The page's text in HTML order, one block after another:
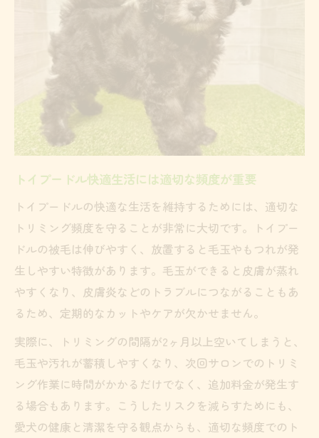
トイプードルの毛玉予防はお手入れ頻度が
トイプードルの毛玉対策に最適なお手入れ
毛玉リスクを減らすトイプードルの頻度管
理法
トイプードルのお手入れ頻度で毛玉トラブ
ル回避
トイプードルの理想的なトリミング間隔とは
トイプードルに適したトリミング間隔の選
び方
理想的なトイプードルのトリミングサイク
トイプードルのトリミング間隔調整のポイ
ント
トイプードルの健康に最適なトリミング間
隔
トイプードル快適生活には適切な頻度が重要
トイプードルの快適な生活を維持するためには、適切な
トリミング頻度を守ることが非常に大切です。トイプー
ドルの被毛は伸びやすく、放置すると毛玉やもつれが発
生しやすい特徴があります。毛玉ができると皮膚が蒸れ
やすくなり、皮膚炎などのトラブルにつながることもあ
るため、定期的なカットやケアが欠かせません。
実際に、トリミングの間隔が2ヶ月以上空いてしまうと、
毛玉や汚れが蓄積しやすくなり、次回サロンでのトリミ
ング作業に時間がかかるだけでなく、追加料金が発生す
る場合もあります。こうしたリスクを減らすためにも、
愛犬の健康と清潔を守る観点からも、適切な頻度でのト